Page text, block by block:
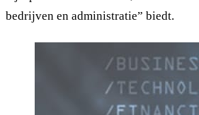
bedrijven en administratie” biedt.